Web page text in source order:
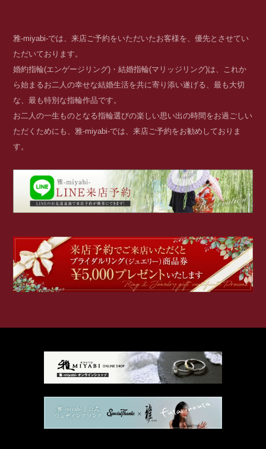
雅-miyabi-では、来店ご予約をいただいたお客様を、優先とさせてい
ただいております。
婚約指輪(エンゲージリング)・結婚指輪(マリッジリング)は、これか
ら始まるお二人の幸せな結婚生活を共に寄り添い遂げる、最も大切
な、最も特別な指輪作品です。
お二人の一生ものとなる指輪選びの楽しい思い出の時間をお過ごしい
ただくためにも、雅-miyabi-では、来店ご予約をお勧めしておりま
す。